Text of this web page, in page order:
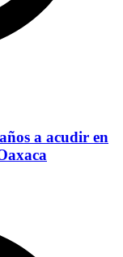
a acudir en